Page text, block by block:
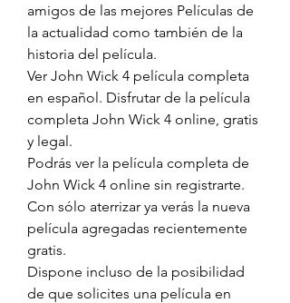
amigos de las mejores Películas de
la actualidad como también de la
historia del película.
Ver John Wick 4 película completa
en español. Disfrutar de la película
completa John Wick 4 online, gratis
y legal.
Podrás ver la película completa de
John Wick 4 online sin registrarte.
Con sólo aterrizar ya verás la nueva
película agregadas recientemente
gratis.
Dispone incluso de la posibilidad
de que solicites una película en